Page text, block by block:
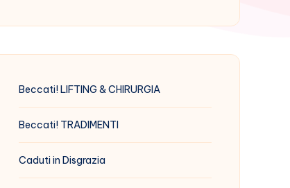
Beccati! LIFTING & CHIRURGIA
Beccati! TRADIMENTI
Caduti in Disgrazia